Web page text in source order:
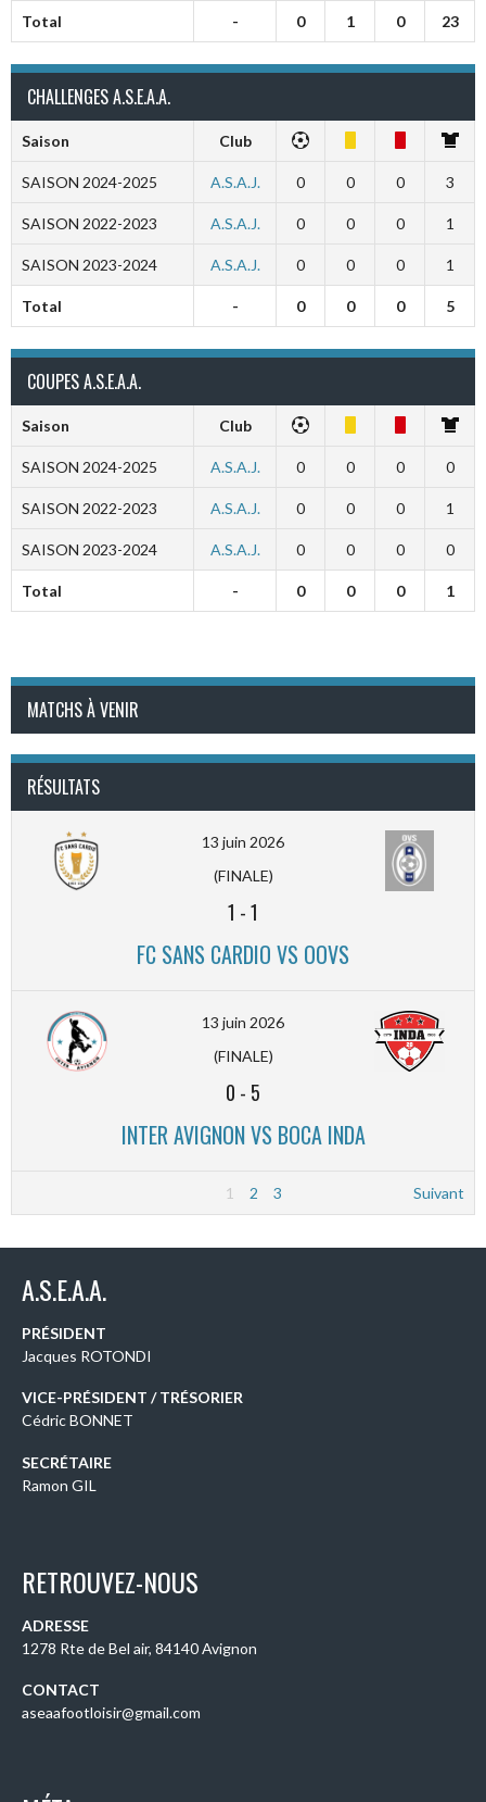
Total - 0 1 0 23
CHALLENGES A.S.E.A.A.
Saison Club
SAISON 2024-2025 A.S.A.J. 0 0 0 3
SAISON 2022-2023 A.S.A.J. 0 0 0 1
SAISON 2023-2024 A.S.A.J. 0 0 0 1
Total - 0 0 0 5
COUPES A.S.E.A.A.
Saison Club
SAISON 2024-2025 A.S.A.J. 0 0 0 0
SAISON 2022-2023 A.S.A.J. 0 0 0 1
SAISON 2023-2024 A.S.A.J. 0 0 0 0
Total - 0 0 0 1
MATCHS À VENIR
RÉSULTATS
13 juin 2026
(FINALE)
1 -1
FC SANS CARDIO VS OOVS
13 juin 2026
(FINALE)
0 - 5
INTER AVIGNON VS BOCA INDA
1 2 3 Suivant
A.S.E.A.A.
PRÉSIDENT
Jacques ROTONDI
VICE-PRÉSIDENT / TRÉSORIER
Cédric BONNET
SECRÉTAIRE
Ramon GIL
RETROUVEZ-NOUS
ADRESSE
1278 Rte de Bel air, 84140 Avignon
CONTACT
aseaafootloisir@gmail.com